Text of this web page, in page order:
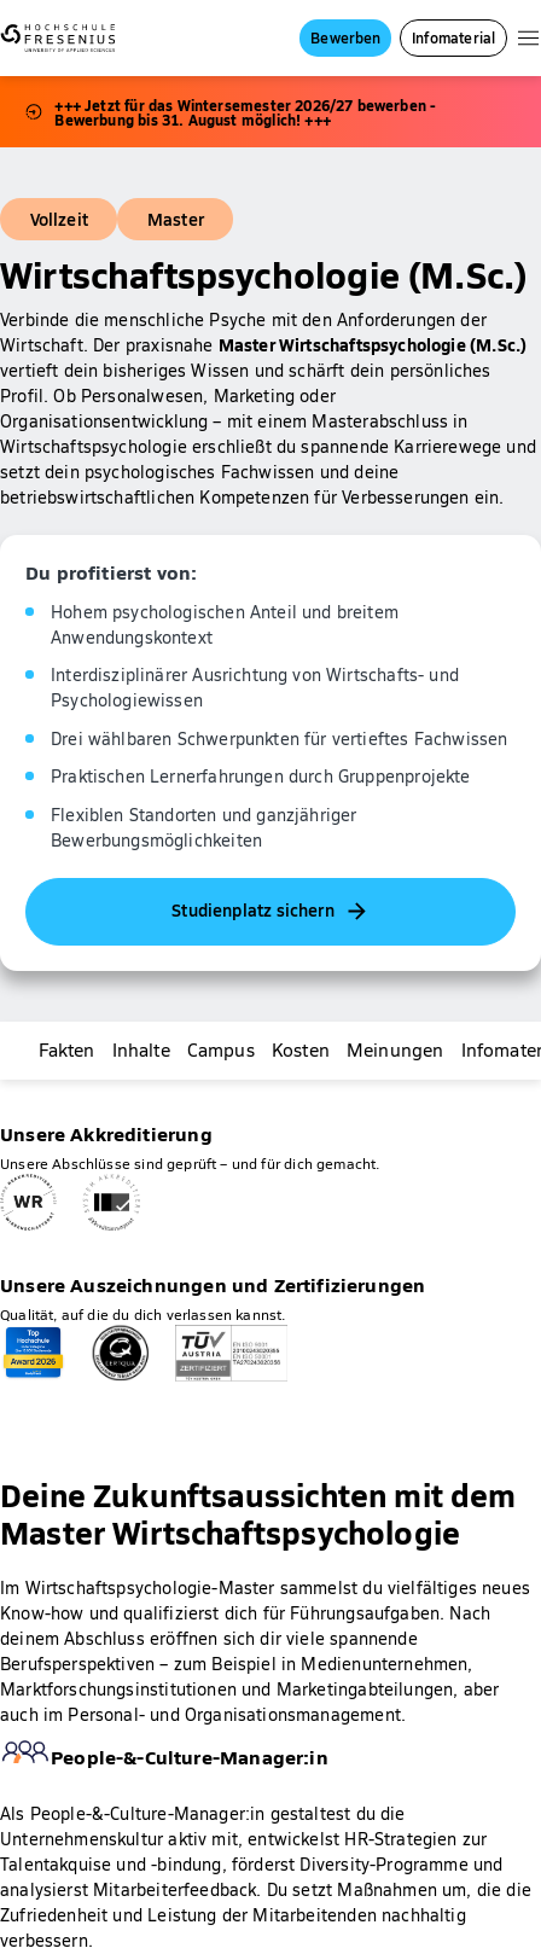
Bewerben Infomaterial
+++ Jetzt für das Wintersemester 2026/27 bewerben -
Bewerbung bis 31. August möglich! +++
Vollzeit Master
Wirtschaftspsychologie (M.Sc.)
Verbinde die menschliche Psyche mit den Anforderungen der
Wirtschaft. Der praxisnahe Master Wirtschaftspsychologie (M.Sc.)
vertieft dein bisheriges Wissen und schärft dein persönliches
Profil. Ob Personalwesen, Marketing oder
Organisationsentwicklung – mit einem Masterabschluss in
Wirtschaftspsychologie erschließt du spannende Karrierewege und
setzt dein psychologisches Fachwissen und deine
betriebswirtschaftlichen Kompetenzen für Verbesserungen ein.
Du profitierst von:
Hohem psychologischen Anteil und breitem
Anwendungskontext
Interdisziplinärer Ausrichtung von Wirtschafts- und
Psychologiewissen
Drei wählbaren Schwerpunkten für vertieftes Fachwissen
Praktischen Lernerfahrungen durch Gruppenprojekte
Flexiblen Standorten und ganzjähriger
Bewerbungsmöglichkeiten
Studienplatz sichern
Fakten Inhalte Campus Kosten Meinungen
Unsere Akkreditierung
Unsere Abschlüsse sind geprüft – und für dich gemacht.
Unsere Auszeichnungen und Zertifizierungen
Qualität, auf die du dich verlassen kannst.
Deine Zukunftsaussichten mit dem
Master Wirtschaftspsychologie
Im Wirtschaftspsychologie-Master sammelst du vielfältiges neues
Know-how und qualifizierst dich für Führungsaufgaben. Nach
deinem Abschluss eröffnen sich dir viele spannende
Berufsperspektiven – zum Beispiel in Medienunternehmen,
Marktforschungsinstitutionen und Marketingabteilungen, aber
auch im Personal- und Organisationsmanagement.
People-&-Culture-Manager:in
Als People-&-Culture-Manager:in gestaltest du die
Unternehmenskultur aktiv mit, entwickelst HR-Strategien zur
Talentakquise und -bindung, förderst Diversity-Programme und
analysierst Mitarbeiterfeedback. Du setzt Maßnahmen um, die die
Zufriedenheit und Leistung der Mitarbeitenden nachhaltig
verbessern.